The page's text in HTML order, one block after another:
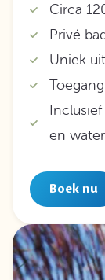
Circa
Privé
Uniek
en
Boek nu